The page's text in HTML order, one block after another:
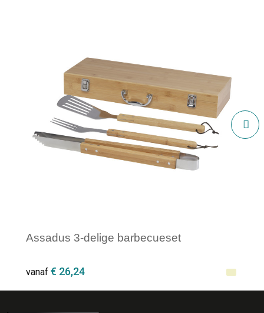
Assadus 3-delige barbecueset
vanaf € 26,24